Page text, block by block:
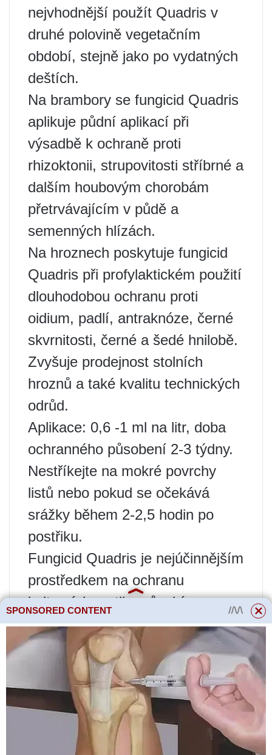
nejvhodnější použít Quadris v
druhé polovině vegetačním
období, stejně jako po vydatných
deštích.
Na brambory se fungicid Quadris
aplikuje půdní aplikací při
výsadbě k ochraně proti
rhizoktonii, strupovitosti stříbrné a
dalším houbovým chorobám
přetrvávajícím v půdě a
semenných hlízách.
Na hroznech poskytuje fungicid
Quadris při profylaktickém použití
dlouhodobou ochranu proti
oidium, padlí, antraknóze, černé
skvrnitosti, černé a šedé hnilobě.
Zvyšuje prodejnost stolních
hroznů a také kvalitu technických
odrůd.
Aplikace: 0,6 -1 ml na litr, doba
ochranného působení 2-3 týdny.
Nestříkejte na mokré povrchy
listů nebo pokud se očekává
srážky během 2-2,5 hodin po
postřiku.
Fungicid Quadris je nejúčinnějším
prostředkem na ochranu
kulturních rostlin, působí
preventivně i léčebně v boji proti
mnoha chorobám. Pro dosažení
nejlepšího účinku se fungicid
doporučuje používat v časných
stádiích nástupu chorob.
Droga má antisporulační a
SPONSORED CONTENT